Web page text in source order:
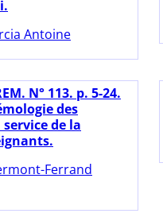
Antoine
N° 113. p. 5-24.
des
de la
Ferrand